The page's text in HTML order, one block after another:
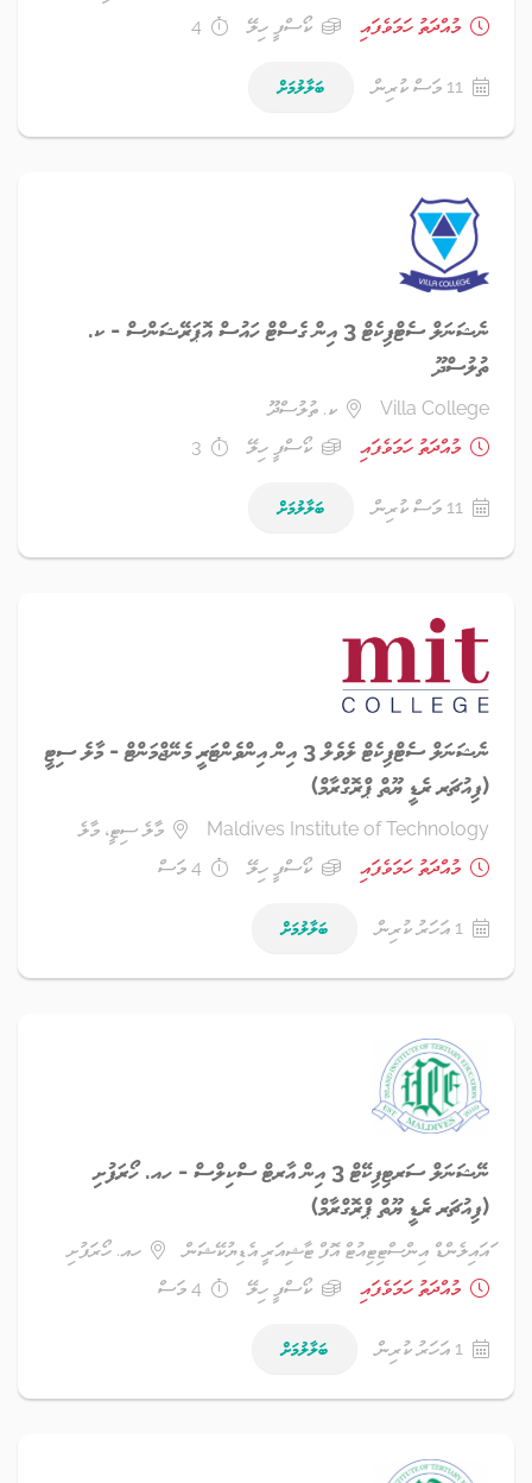
މުއްދަތު ހަމަވެފައި
ކޯސްފީ ހިލޭ 4
11 މަސް ކުރިން ބަލާލުމަށް
ނެޝަނަލް ސެޓްފިކެޓް 3 އިން ގެސްޓް ހައުސް އޮޕަރޭޝަންސް - ކ.
ތުލުސްދޫ
Villa College
ކ. ތުލުސްދޫ
މުއްދަތު ހަމަވެފައި
ކޯސްފީ ހިލޭ 3
11 މަސް ކުރިން ބަލާލުމަށް
ނެޝަނަލް ސެޓްފިކެޓް ލެވެލް 3 އިން އިންވެންޓަރީ މެނޭޖްމަންޓް - މާލެ ސިޓީ
(ފިއުޗަރ ރެޑީ ޔޫތް ޕްރޮގްރާމް)
Maldives Institute of Technology
މާލެ ސިޓީ، މާލެ
މުއްދަތު ހަމަވެފައި
ކޯސްފީ ހިލޭ 4 މަސް
1 އަހަރު ކުރިން ބަލާލުމަށް
ނޭޝަނަލް ސަރޓިފިކޭޓް 3 އިން އާރޓް ސްކިލްސް - ހއ. ހޯރަފުށި
(ފިއުޗަރ ރެޑީ ޔޫތް ޕްރޮގްރާމް)
ައައިލެންޑް އިންސްޓިޓިއުޓް އޮފް ޓާޝިއަރީ އެޑިޔުކޭޝަން
ހއ. ހޯރަފުށި
މުއްދަތު ހަމަވެފައި
ކޯސްފީ ހިލޭ 4 މަސް
1 އަހަރު ކުރިން ބަލާލުމަށް